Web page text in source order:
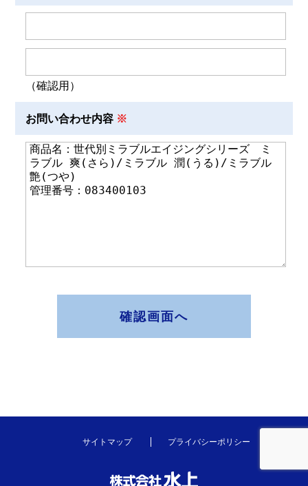
（確認用）
お問い合わせ内容
確認画面へ
サイトマップ プライバシーポリシー